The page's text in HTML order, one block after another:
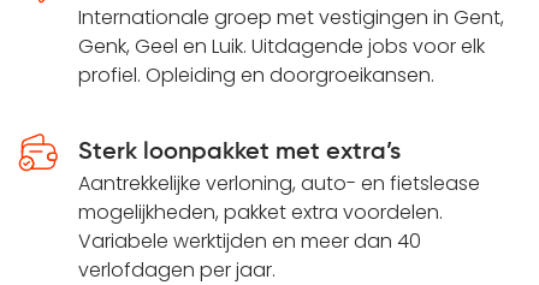
Internationale groep met vestigingen in Gent,
Genk, Geel en Luik. Uitdagende jobs voor elk
profiel. Opleiding en doorgroeikansen.
Sterk loonpakket met extra’s
Aantrekkelijke verloning, auto- en fietslease
mogelijkheden, pakket extra voordelen.
Variabele werktijden en meer dan 40
verlofdagen per jaar.